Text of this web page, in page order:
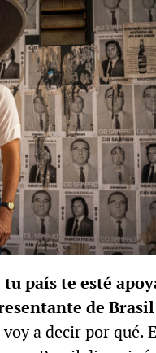
país te esté
de
a decir por qué.